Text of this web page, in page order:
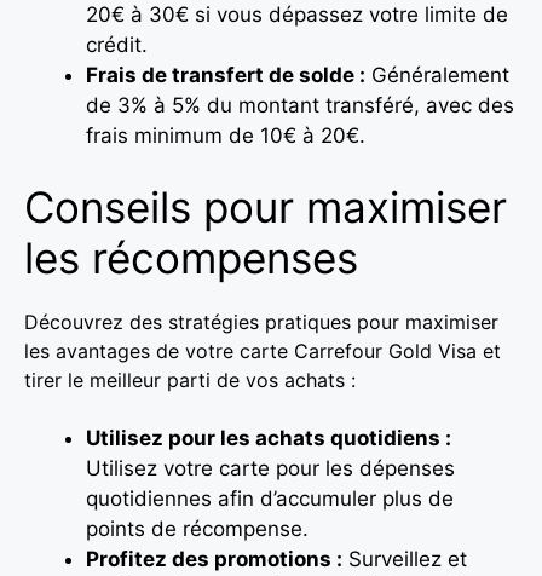
20€ à 30€ si vous dépassez votre limite de
crédit.
Frais de transfert de solde : Généralement
de 3% à 5% du montant transféré, avec des
frais minimum de 10€ à 20€.
Conseils pour maximiser
les récompenses
Découvrez des stratégies pratiques pour maximiser
les avantages de votre carte Carrefour Gold Visa et
tirer le meilleur parti de vos achats :
Utilisez pour les achats quotidiens :
Utilisez votre carte pour les dépenses
quotidiennes afin d’accumuler plus de
points de récompense.
Profitez des promotions : Surveillez et